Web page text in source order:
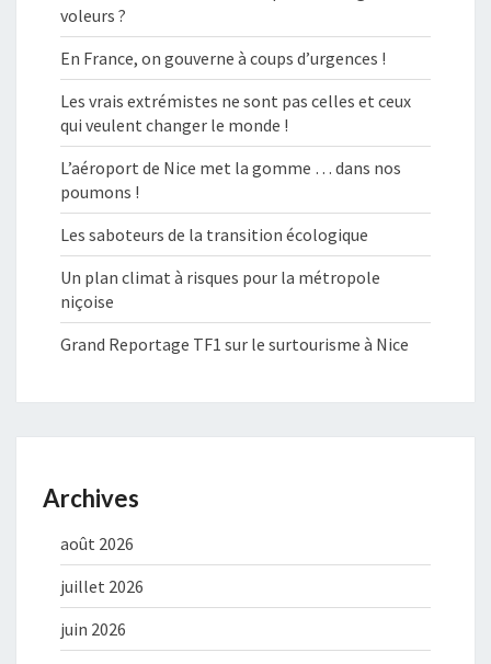
voleurs ?
En France, on gouverne à coups d’urgences !
Les vrais extrémistes ne sont pas celles et ceux
qui veulent changer le monde !
L’aéroport de Nice met la gomme … dans nos
poumons !
Les saboteurs de la transition écologique
Un plan climat à risques pour la métropole
niçoise
Grand Reportage TF1 sur le surtourisme à Nice
Archives
août 2026
juillet 2026
juin 2026